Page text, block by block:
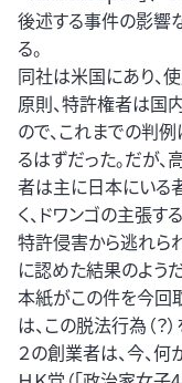
後述する事件の影響
る。
同社は米国にあり、
原則、特許権者は国
ので、これまでの判
るはずだった。だが
者は主に日本にいる
く、ドワンゴの主張
特許侵害から逃れら
に認めた結果のようだ
本紙がこの件を今回
は、この脱法行為（？
２の創業者は、今、